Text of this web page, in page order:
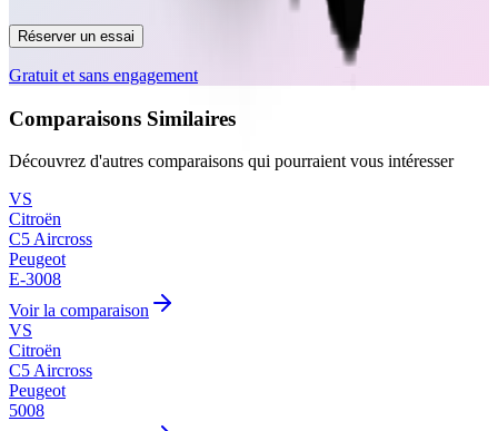
Réserver un essai
Gratuit et sans engagement
Comparaisons Similaires
Découvrez d'autres comparaisons qui pourraient vous intéresser
VS
Citroën
C5 Aircross
Peugeot
E-3008
Voir la comparaison
VS
Citroën
C5 Aircross
Peugeot
5008